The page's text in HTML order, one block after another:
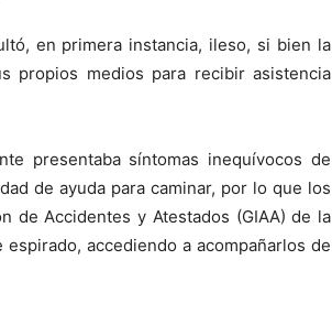
en primera instancia, ileso, si bien la
propios medios para recibir asistencia
presentaba síntomas inequívocos de
de ayuda para caminar, por lo que los
de Accidentes y Atestados (GIAA) de la
accediendo a acompañarlos de